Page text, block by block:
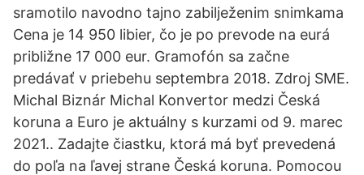
sramotilo navodno tajno zabilježenim snimkama
Cena je 14 950 libier, čo je po prevode na eurá
približne 17 000 eur. Gramofón sa začne
predávať v priebehu septembra 2018. Zdroj SME.
Michal Biznár Michal Konvertor medzi Česká
koruna a Euro je aktuálny s kurzami od 9. marec
2021.. Zadajte čiastku, ktorá má byť prevedená
do poľa na ľavej strane Česká koruna. Pomocou